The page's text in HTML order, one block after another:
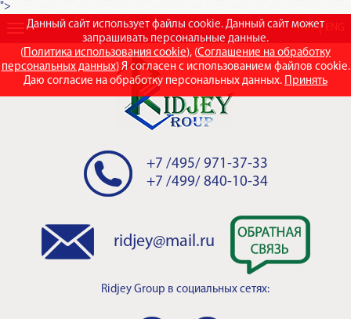
">
Данный сайт использует файлы cookie. Данный сайт может
запрашивать персональные данные.
(Политика использования cookie), (Соглашение на обработку
персональных данных) Я согласен с использованием файлов cookie.
Даю согласие на обработку персональных данных. Принять
RUS
+7 /495/ 971-37-33
+7 /499/ 840-10-34
ridjey@mail.ru
Ridjey Group в социальных сетях: